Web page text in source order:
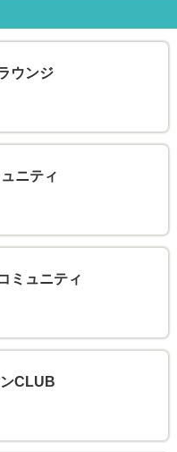
ウンジ
ニティ
ミュニティ
CLUB